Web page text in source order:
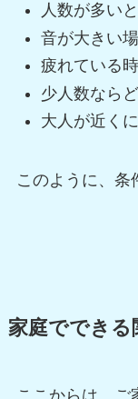
人数が多い
音が大きい
疲れている
少人数なら
大人が近く
このように、条
家庭でできる
ここからは、ご